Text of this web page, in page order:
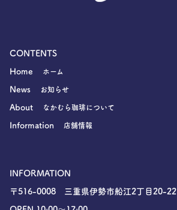
CONTENTS
Home ホーム
News お知らせ
About なかむら珈琲について
Information 店舗情報
INFORMATION
〒516-0008 三重県伊勢市船江2丁目20-22